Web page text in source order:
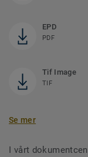
EPD
PDF
Tif Image
TIF
Se mer
I vårt